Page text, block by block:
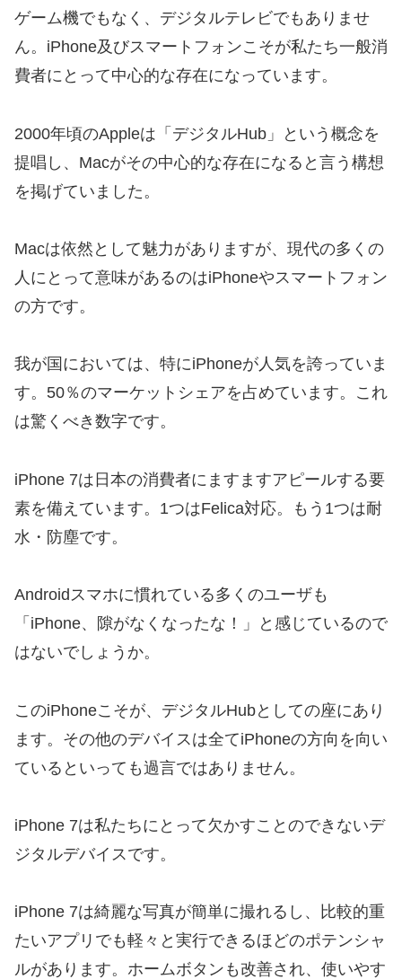
ゲーム機でもなく、デジタルテレビでもありませ
ん。iPhone及びスマートフォンこそが私たち一般消
費者にとって中心的な存在になっています。
2000年頃のAppleは「デジタルHub」という概念を
提唱し、Macがその中心的な存在になると言う構想
を掲げていました。
Macは依然として魅力がありますが、現代の多くの
人にとって意味があるのはiPhoneやスマートフォン
の方です。
我が国においては、特にiPhoneが人気を誇っていま
す。50％のマーケットシェアを占めています。これ
は驚くべき数字です。
iPhone 7は日本の消費者にますますアピールする要
素を備えています。1つはFelica対応。もう1つは耐
水・防塵です。
Androidスマホに慣れている多くのユーザも
「iPhone、隙がなくなったな！」と感じているので
はないでしょうか。
このiPhoneこそが、デジタルHubとしての座にあり
ます。その他のデバイスは全てiPhoneの方向を向い
ているといっても過言ではありません。
iPhone 7は私たちにとって欠かすことのできないデ
ジタルデバイスです。
iPhone 7は綺麗な写真が簡単に撮れるし、比較的重
たいアプリでも軽々と実行できるほどのポテンシャ
ルがあります。ホームボタンも改善され、使いやす